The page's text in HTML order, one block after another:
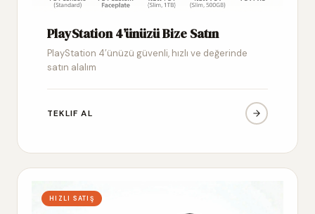
PlayStation 4’ünüzü Bize Satın
PlayStation 4’ünüzü güvenli, hızlı ve değerinde
satın alalım
TEKLIF AL
HIZLI SATIŞ